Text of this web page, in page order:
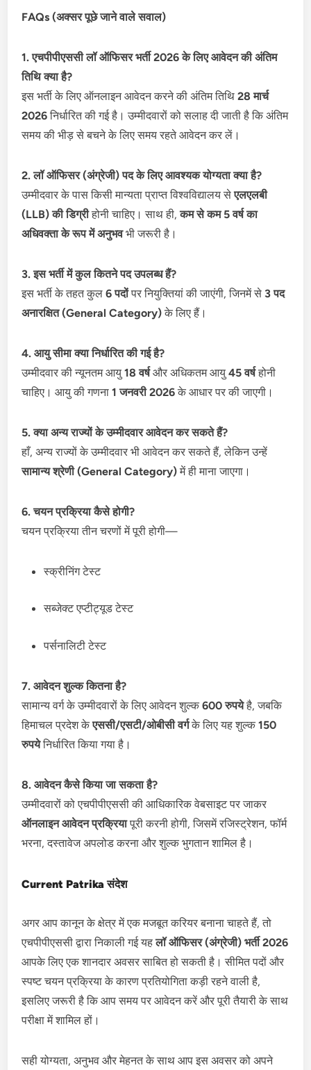
FAQs (अक्सर पूछे जाने वाले सवाल)
1. एचपीपीएससी लॉ ऑफिसर भर्ती 2026 के लिए आवेदन की अंतिम
तिथि क्या है?
इस भर्ती के लिए ऑनलाइन आवेदन करने की अंतिम तिथि28 मार्च
2026निर्धारित की गई है। उम्मीदवारों को सलाह दी जाती है कि अंतिम
समय की भीड़ से बचने के लिए समय रहते आवेदन कर लें।
2. लॉ ऑफिसर (अंग्रेजी) पद के लिए आवश्यक योग्यता क्या है?
उम्मीदवार के पास किसी मान्यता प्राप्त विश्वविद्यालय सेएलएलबी
(LLB) की डिग्रीहोनी चाहिए। साथ ही,कम से कम 5 वर्ष का
अधिवक्ता के रूप में अनुभवभी जरूरी है।
3. इस भर्ती में कुल कितने पद उपलब्ध हैं?
इस भर्ती के तहत कुल6 पदोंपर नियुक्तियां की जाएंगी, जिनमें से 3 पद
अनारक्षित (General Category)के लिए हैं।
4. आयु सीमा क्या निर्धारित की गई है?
उम्मीदवार की न्यूनतम आयु18 वर्षऔर अधिकतम आयु45 वर्षहोनी
चाहिए। आयु की गणना1 जनवरी 2026के आधार पर की जाएगी।
5. क्या अन्य राज्यों के उम्मीदवार आवेदन कर सकते हैं?
हाँ, अन्य राज्यों के उम्मीदवार भी आवेदन कर सकते हैं, लेकिन उन्हें
सामान्य श्रेणी (General Category)में ही माना जाएगा।
6. चयन प्रक्रिया कैसे होगी?
चयन प्रक्रिया तीन चरणों में पूरी होगी—
स्क्रीनिंग टेस्ट
सब्जेक्ट एप्टीट्यूड टेस्ट
पर्सनालिटी टेस्ट
7. आवेदन शुल्क कितना है?
सामान्य वर्ग के उम्मीदवारों के लिए आवेदन शुल्क600 रुपयेहै, जबकि
हिमाचल प्रदेश केएससी/एसटी/ओबीसी वर्गके लिए यह शुल्क150
रुपयेनिर्धारित किया गया है।
8. आवेदन कैसे किया जा सकता है?
उम्मीदवारों को एचपीपीएससी की आधिकारिक वेबसाइट पर जाकर
ऑनलाइन आवेदन प्रक्रियापूरी करनी होगी, जिसमें रजिस्ट्रेशन, फॉर्म
भरना, दस्तावेज अपलोड करना और शुल्क भुगतान शामिल है।
Current Patrika संदेश
अगर आप कानून के क्षेत्र में एक मजबूत करियर बनाना चाहते हैं, तो
एचपीपीएससी द्वारा निकाली गई यहलॉ ऑफिसर (अंग्रेजी) भर्ती 2026
आपके लिए एक शानदार अवसर साबित हो सकती है। सीमित पदों और
स्पष्ट चयन प्रक्रिया के कारण प्रतियोगिता कड़ी रहने वाली है,
इसलिए जरूरी है कि आप समय पर आवेदन करें और पूरी तैयारी के साथ
परीक्षा में शामिल हों।
सही योग्यता, अनुभव और मेहनत के साथ आप इस अवसर को अपने